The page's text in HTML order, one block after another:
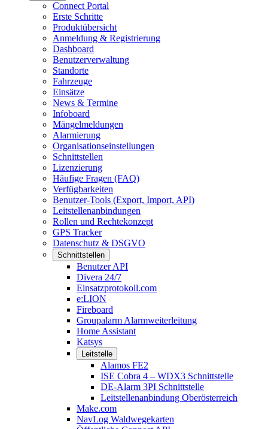
Connect Portal
Erste Schritte
Produktübersicht
Anmeldung & Registrierung
Dashboard
Benutzerverwaltung
Standorte
Fahrzeuge
Einsätze
News & Termine
Infoboard
Mängelmeldungen
Alarmierung
Organisationseinstellungen
Schnittstellen
Lizenzierung
Häufige Fragen (FAQ)
Verfügbarkeiten
Benutzer-Tools (Export, Import, API)
Leitstellenanbindungen
Rollen und Rechtekonzept
GPS Tracker
Datenschutz & DSGVO
Schnittstellen
Benutzer API
Divera 24/7
Einsatzprotokoll.com
e:LION
Fireboard
Groupalarm Alarmweiterleitung
Home Assistant
Katsys
Leitstelle
Alamos FE2
ISE Cobra 4 – WDX3 Schnittstelle
DE-Alarm 3PI Schnittstelle
Leitstellenanbindung Oberösterreich
Make.com
NavLog Waldwegekarten